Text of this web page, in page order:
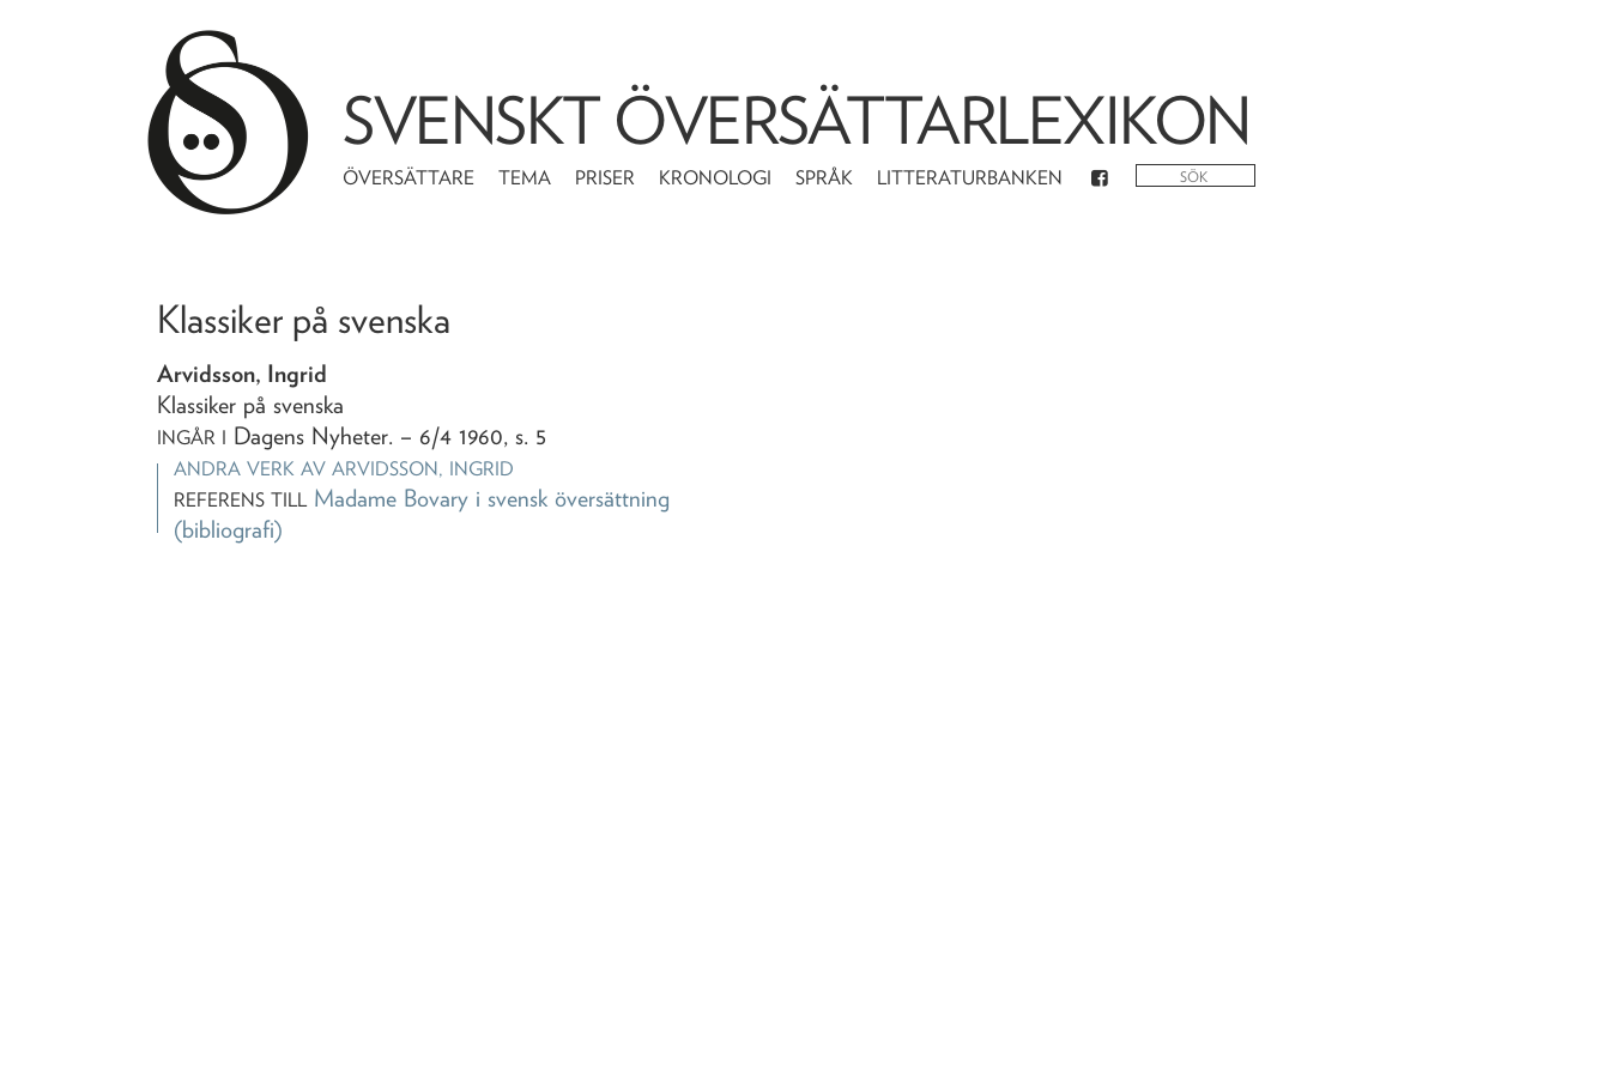
SVENSKT ÖVERSÄTTARLEXIKON
ÖVERSÄTTARE TEMA PRISER KRONOLOGI SPRÅK LITTERATURBANKEN
Klassiker på svenska
Arvidsson, Ingrid
Klassiker på svenska
INGÅR I Dagens Nyheter. – 6/4 1960, s. 5
ANDRA VERK AVARVIDSSON, INGRID
REFERENS TILL Madame Bovary i svensk översättning
(bibliografi)